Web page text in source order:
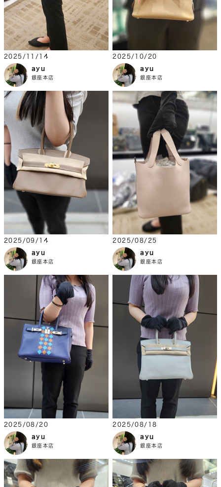
2025/11/14
ayu
銀座本店
2025/10/20
ayu
銀座本店
2025/09/14
ayu
銀座本店
2025/08/25
ayu
銀座本店
2025/08/20
ayu
銀座本店
2025/08/18
ayu
銀座本店